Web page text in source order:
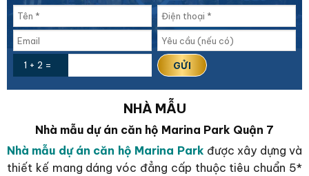
1 + 2 =
NHÀ MẪU
Nhà mẫu dự án căn hộ Marina Park Quận 7
Nhà mẫu dự án căn hộ Marina Park được xây dựng và
thiết kế mang dáng vóc đẳng cấp thuộc tiêu chuẩn 5*